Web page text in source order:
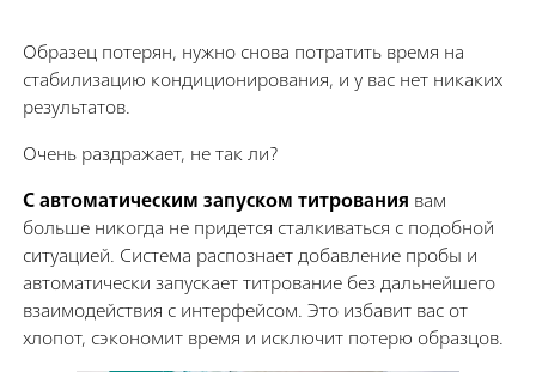
Образец потерян, нужно снова потратить время на
стабилизацию кондиционирования, и у вас нет никаких
результатов.
Очень раздражает, не так ли?
Савтоматическим запуском титрования вам
больше никогда не придется сталкиваться с подобной
ситуацией. Система распознает добавление пробы и
автоматически запускает титрование без дальнейшего
взаимодействия с интерфейсом. Это избавит вас от
хлопот, сэкономит время и исключит потерю образцов.